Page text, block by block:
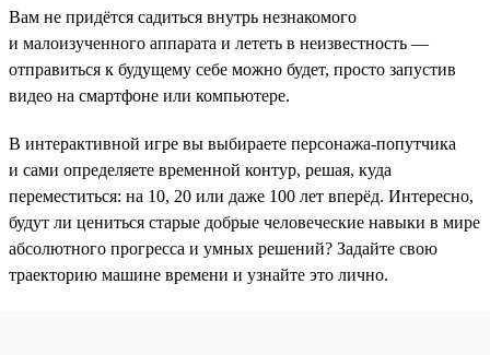
Вам не придётся садиться внутрь незнакомого
и малоизученного аппарата и лететь в неизвестность —
отправиться к будущему себе можно будет, просто запустив
видео на смартфоне или компьютере.
В интерактивной игре вы выбираете персонажа-попутчика
и сами определяете временной контур, решая, куда
переместиться: на 10, 20 или даже 100 лет вперёд. Интересно,
будут ли цениться старые добрые человеческие навыки в мире
абсолютного прогресса и умных решений? Задайте свою
траекторию машине времени и узнайте это лично.